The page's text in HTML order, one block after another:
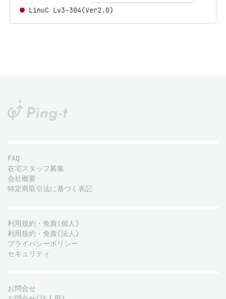
LinuC Lv3-304(Ver2.0)
FAQ
在宅スタッフ募集
会社概要
特定商取引法に基づく表記
利用規約・免責(個人)
利用規約・免責(法人)
プライバシーポリシー
セキュリティ
お問合せ